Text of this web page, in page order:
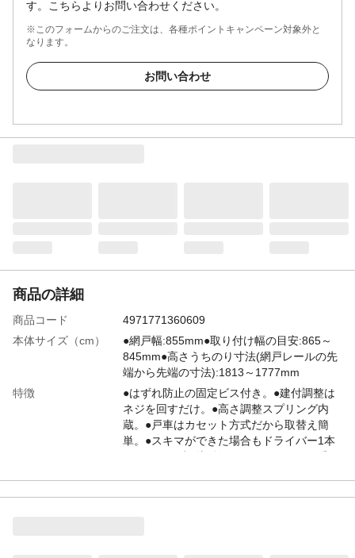
す。こちらよりお問い合わせください。
※このフォームからのご注文は、各種ポイントキャンペーン対象外と
なります。
お問い合わせ
商品の詳細
商品コード
4971771360609
本体サイズ（cm）
●網戸幅:855mm●取り付け幅の目安:865～
845mm●高さうちのり寸法(網戸レールの先
端から先端の寸法):1813～1777mm
特徴
●はずれ防止の固定ビス付き。●建付調整は
ネジを回すだけ。●高さ調整スプリング内
蔵。●戸車はカセット方式だから取替え簡
単。●スキマができた場合もドライバー1本